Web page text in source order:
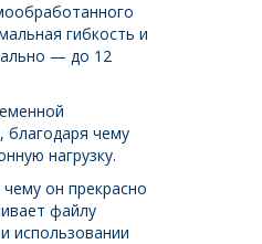
гибкость и
— до 12
благодаря чему
нагрузку.
он прекрасно
файлу
использовании